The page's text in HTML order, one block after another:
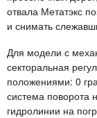
отвала Метатэкс
и снимать
Для модели с
секторальная
положениями: 0
система поворота
гидролинии на